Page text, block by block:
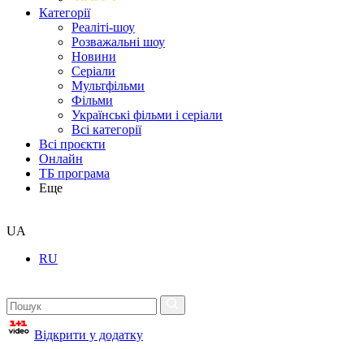
Категорії
Реаліті-шоу
Розважальні шоу
Новини
Серіали
Мультфільми
Фільми
Українські фільми і серіали
Всі категорії
Всі проєкти
Онлайн
ТБ програма
Еще
UA
RU
Відкрити у додатку